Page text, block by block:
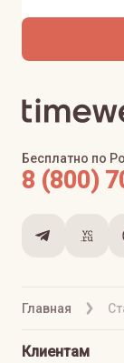
Главная
Бесплатно по
8 (800)
Клиентам